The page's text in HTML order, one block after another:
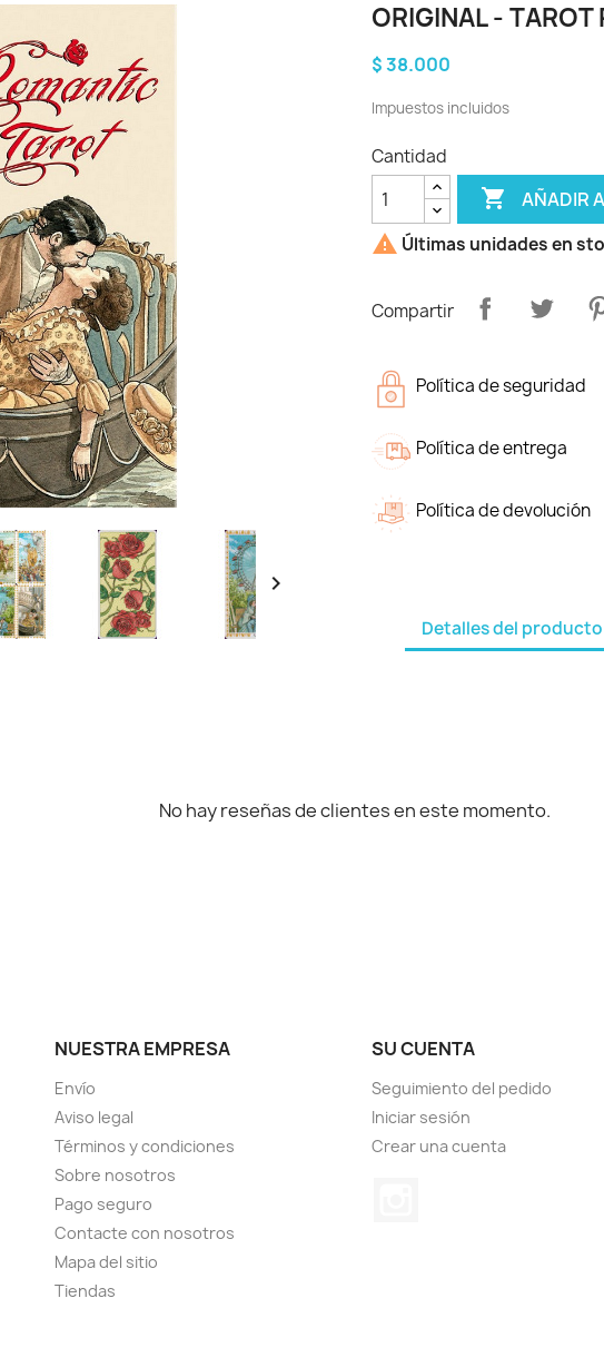

ORIGINAL -
$ 38.000
Impuestos incluidos
Cantidad
 AÑADIR
 Últimas unidades en
Compartir
Política de seguridad
Política de entrega
Política de devolución
Detalles del producto
No hay reseñas de clientes en este momento.
NUESTRA EMPRESA
Envío
Aviso legal
Términos y condiciones
Sobre nosotros
Pago seguro
Contacte con nosotros
Mapa del sitio
Tiendas
SU CUENTA
Seguimiento del pedido
Iniciar sesión
Crear una cuenta